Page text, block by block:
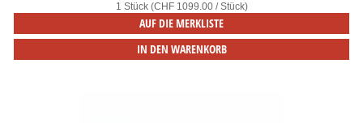
1 Stück (CHF 1099.00 / Stück)
AUF DIE MERKLISTE
IN DEN WARENKORB